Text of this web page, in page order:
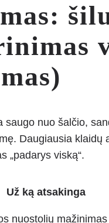
saugo nuo šalčio,
Daugiausia klaidų
„padarys viską“.
Už ką atsakinga
nuostolių mažinimas